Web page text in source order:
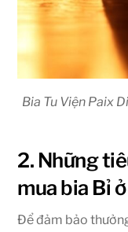
Bia Tu Viện Paix
2. Những
mua bia Bỉ
Để đảm bảo